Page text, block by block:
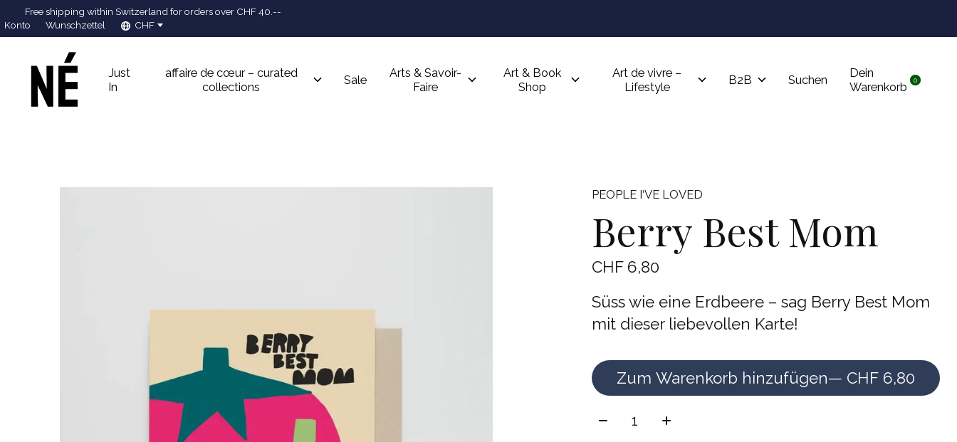
Free shipping within Switzerland for orders over CHF 40.--
Konto Wunschzettel CHF
Just
In
affaire de cœur – curated
collections
Sale
Arts & Savoir-
Faire
Art & Book
Shop
Art de vivre –
Lifestyle
B2B Suchen
Dein
Warenkorb
0items
PEOPLE I‘VE LOVED
Berry Best Mom
CHF 6,80
Süss wie eine Erdbeere – sag Berry Best Mom
mit dieser liebevollen Karte!
Zum Warenkorb hinzufügen
— CHF 6,80
Menge: